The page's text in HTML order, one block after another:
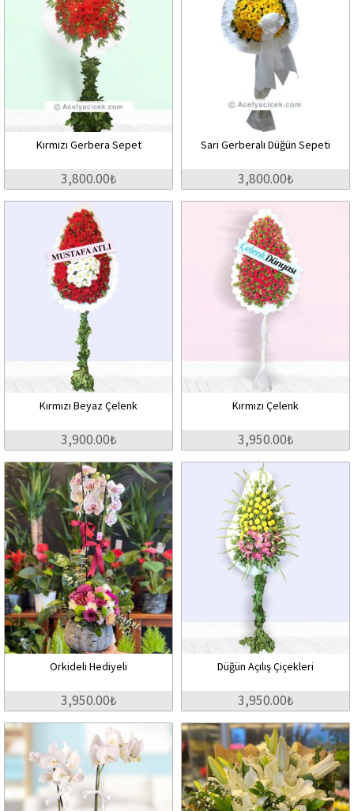
Kırmızı Gerbera Sepet
3,800.00₺
Sarı Gerberalı Düğün Sepeti
3,800.00₺
Kırmızı Beyaz Çelenk
3,900.00₺
Kırmızı Çelenk
3,950.00₺
Orkideli Hediyeli
3,950.00₺
Düğün Açılış Çiçekleri
3,950.00₺